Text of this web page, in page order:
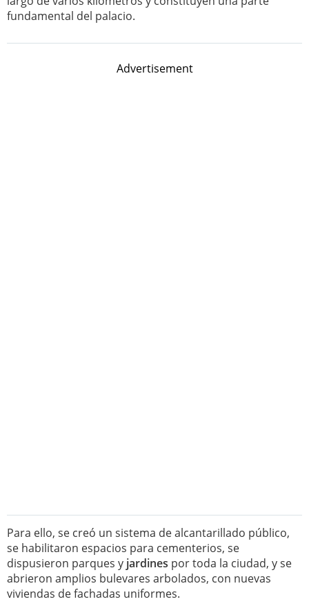
fundamental del palacio.
Advertisement
Para ello, se creó un sistema de alcantarillado público,
se habilitaron espacios para cementerios, se
dispusieron parques y jardines por toda la ciudad, y se
abrieron amplios bulevares arbolados, con nuevas
viviendas de fachadas uniformes.